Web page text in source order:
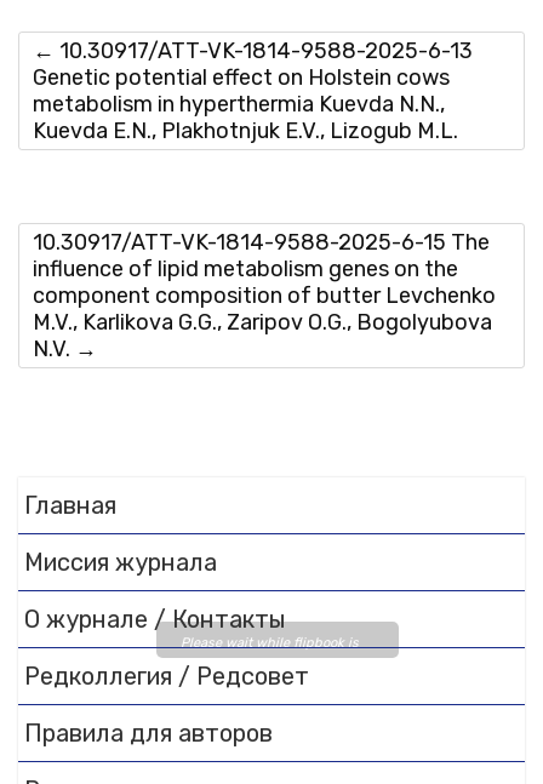
Please wait while flipbook is
loading. For more related info,
FAQs and issues please refer
toDearFlip WordPress
Flipbook Plugin Help
← 10.30917/ATT-VK-1814-9588-2025-6-13
Genetic potential effect on Holstein cows
metabolism in hyperthermia Kuevda N.N.,
Kuevda E.N., Plakhotnjuk E.V., Lizogub M.L.
10.30917/ATT-VK-1814-9588-2025-6-15 The
influence of lipid metabolism genes on the
component composition of butter Levchenko
M.V., Karlikova G.G., Zaripov O.G., Bogolyubova
N.V. →
Главная
Миссия журнала
О журнале / Контакты
Редколлегия / Редсовет
Правила для авторов